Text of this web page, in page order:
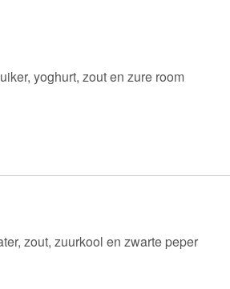
yoghurt, zout en zure room
zout, zuurkool en zwarte peper